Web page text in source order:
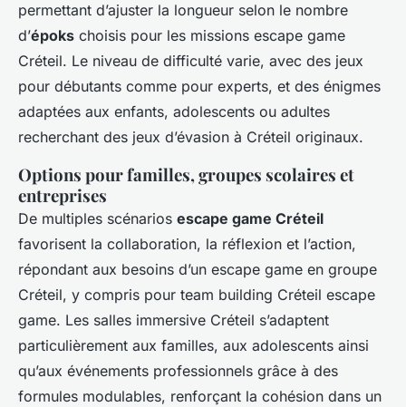
permettant d’ajuster la longueur selon le nombre
d’époks choisis pour les missions escape game
Créteil. Le niveau de difficulté varie, avec des jeux
pour débutants comme pour experts, et des énigmes
adaptées aux enfants, adolescents ou adultes
recherchant des jeux d’évasion à Créteil originaux.
Options pour familles, groupes scolaires et
entreprises
De multiples scénarios escape game Créteil
favorisent la collaboration, la réflexion et l’action,
répondant aux besoins d’un escape game en groupe
Créteil, y compris pour team building Créteil escape
game. Les salles immersive Créteil s’adaptent
particulièrement aux familles, aux adolescents ainsi
qu’aux événements professionnels grâce à des
formules modulables, renforçant la cohésion dans un